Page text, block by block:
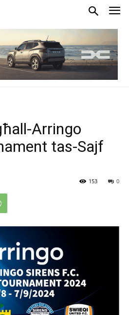
Arringo
tas-Sajf
0
153